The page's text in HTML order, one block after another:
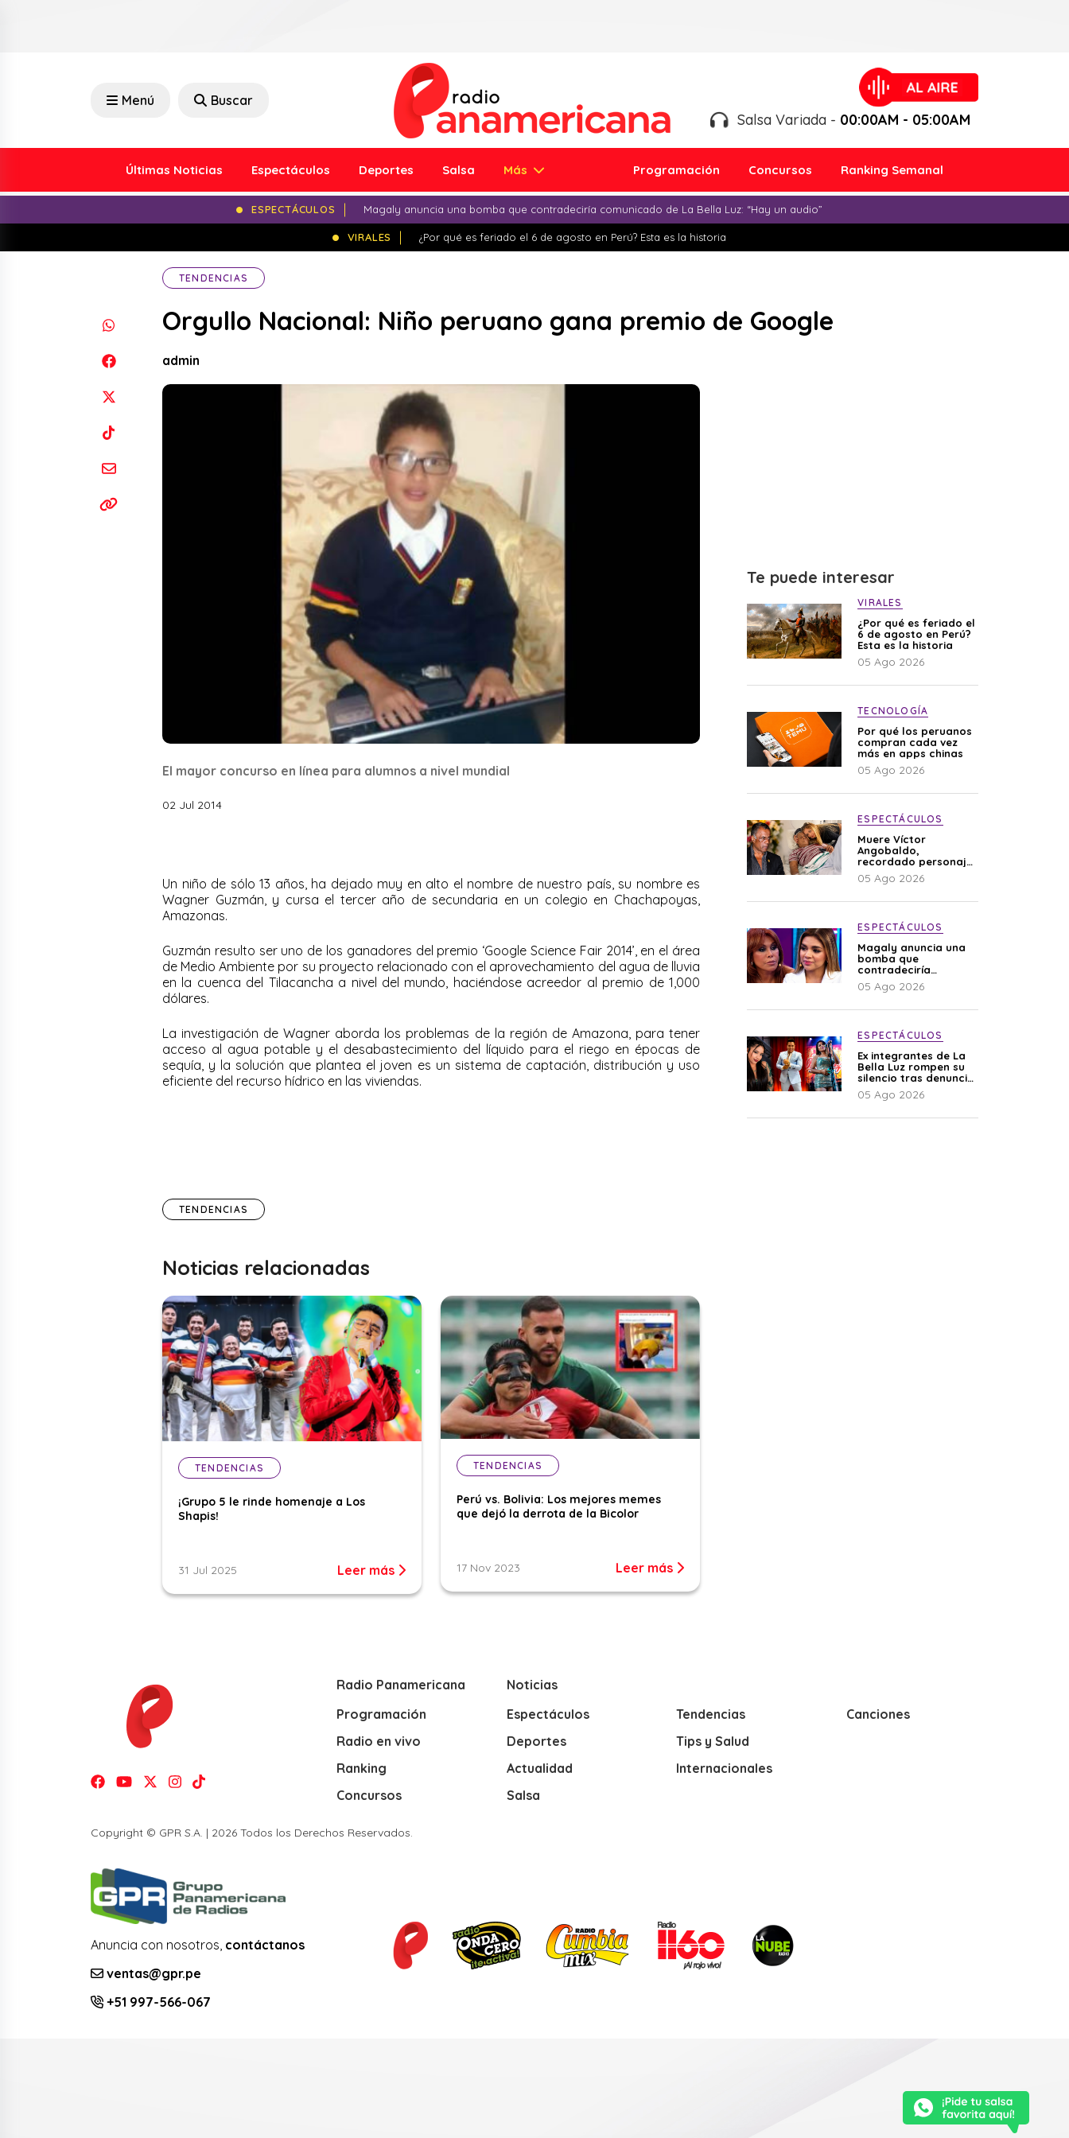
Menú Buscar
Salsa Variada - 00:00AM - 05:00AM
Últimas Noticias Espectáculos Deportes Salsa Más Programación Concursos Ranking Semanal
ESPECTÁCULOS Magaly anuncia una bomba que contradeciría comunicado de La Bella Luz: “Hay un audio”
VIRALES ¿Por qué es feriado el 6 de agosto en Perú? Esta es la historia
TENDENCIAS
Orgullo Nacional: Niño peruano gana premio de Google
admin
El mayor concurso en línea para alumnos a nivel mundial
02 Jul 2014
Un niño de sólo 13 años, ha dejado muy en alto el nombre de nuestro país, su nombre es
Wagner Guzmán, y cursa el tercer año de secundaria en un colegio en Chachapoyas,
Amazonas.
Guzmán resulto ser uno de los ganadores del premio ‘Google Science Fair 2014’, en el área
de Medio Ambiente por su proyecto relacionado con el aprovechamiento del agua de lluvia
en la cuenca del Tilacancha a nivel del mundo, haciéndose acreedor al premio de 1,000
dólares.
La investigación de Wagner aborda los problemas de la región de Amazona, para tener
acceso al agua potable y el desabastecimiento del líquido para el riego en épocas de
sequía, y la solución que plantea el joven es un sistema de captación, distribución y uso
eficiente del recurso hídrico en las viviendas.
TENDENCIAS
Noticias relacionadas
TENDENCIAS
¡Grupo 5 le rinde homenaje a Los
Shapis!
31 Jul 2025 Leer más
TENDENCIAS
Perú vs. Bolivia: Los mejores memes
que dejó la derrota de la Bicolor
17 Nov 2023 Leer más
Te puede interesar
VIRALES
¿Por qué es feriado el
6 de agosto en Perú?
Esta es la historia
05 Ago 2026
TECNOLOGÍA
Por qué los peruanos
compran cada vez
más en apps chinas
05 Ago 2026
ESPECTÁCULOS
Muere Víctor
Angobaldo,
recordado personaje
de la farándula y
expareja de Shirley
05 Ago 2026
ESPECTÁCULOS
Magaly anuncia una
bomba que
contradeciría
comunicado de La
Bella Luz: “Hay un
05 Ago 2026
ESPECTÁCULOS
Ex integrantes de La
Bella Luz rompen su
silencio tras denuncia
de Naldy: “Todo el
mundo lo sabía”
05 Ago 2026
Radio Panamericana
Programación
Radio en vivo
Ranking
Concursos
Noticias
Espectáculos
Deportes
Actualidad
Salsa
Tendencias
Tips y Salud
Internacionales
Canciones
Copyright © GPR S.A. | 2026 Todos los Derechos Reservados.
Anuncia con nosotros, contáctanos
ventas@gpr.pe
+51 997-566-067